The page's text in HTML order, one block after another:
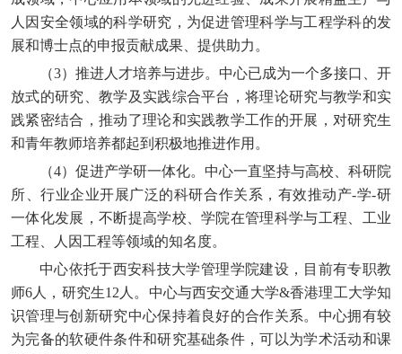
人因安全领域的科学研究，为促进管理科学与工程学科的发
展和博士点的申报贡献成果、提供助力。
（3）推进人才培养与进步。中心已成为一个多接口、开
放式的研究、教学及实践综合平台，将理论研究与教学和实
践紧密结合，推动了理论和实践教学工作的开展，对研究生
和青年教师培养都起到积极地推进作用。
（4）促进产学研一体化。中心一直坚持与高校、科研院
所、行业企业开展广泛的科研合作关系，有效推动产-学-研
一体化发展，不断提高学校、学院在管理科学与工程、工业
工程、人因工程等领域的知名度。
中心依托于西安科技大学管理学院建设，目前有专职教
师6人，研究生12人。中心与西安交通大学&香港理工大学知
识管理与创新研究中心保持着良好的合作关系。中心拥有较
为完备的软硬件条件和研究基础条件，可以为学术活动和课